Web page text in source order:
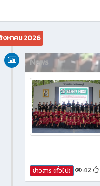
ไม่มีนักบิน โดรน Maintenance of
สิงหาคม 2026
News